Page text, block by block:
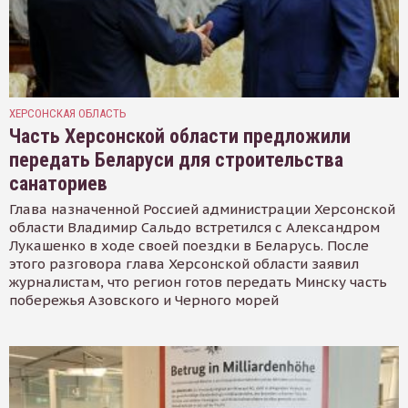
ХЕРСОНСКАЯ ОБЛАСТЬ
Часть Херсонской области предложили
передать Беларуси для строительства
санаториев
Глава назначенной Россией администрации Херсонской
области Владимир Сальдо встретился с Александром
Лукашенко в ходе своей поездки в Беларусь. После
этого разговора глава Херсонской области заявил
журналистам, что регион готов передать Минску часть
побережья Азовского и Черного морей